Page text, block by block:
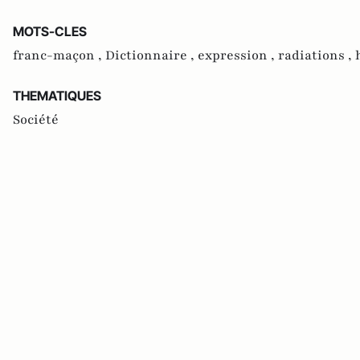
MOTS-CLES
franc-maçon , Dictionnaire , expression , radiations ,
THEMATIQUES
Société